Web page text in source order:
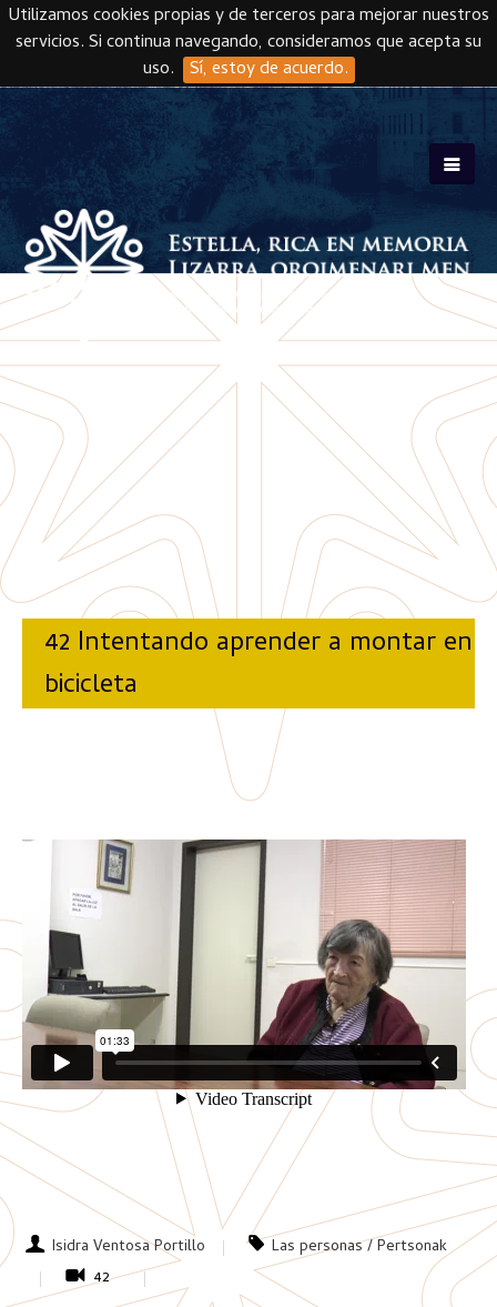
Utilizamos cookies propias y de terceros para mejorar nuestros
servicios. Si continua navegando, consideramos que acepta su
uso. Sí, estoy de acuerdo.
Skip to main content
42 Intentando aprender a montar en
bicicleta
Isidra Ventosa Portillo
Las personas / Pertsonak
42